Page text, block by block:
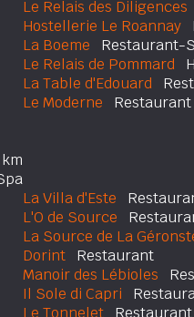
Le Relais des Diligences
Hostellerie Le Roannay
La Boeme Restaurant-
Le Relais de Pommard
La Table d'Edouard
Le Moderne Restaurant
La Villa d'Este
L'O de Source
La Source de La
Dorint Restaurant
Manoir des Lébioles
Il Sole di Capri
Le Tonnelet Restaurant